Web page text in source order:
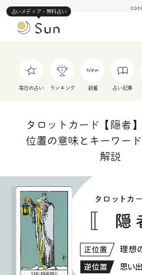
占いメディア・無料占い
毎日の占い ランキング 新着 占い記事
タロットカード【隠者
位置の意味とキーワー
解説